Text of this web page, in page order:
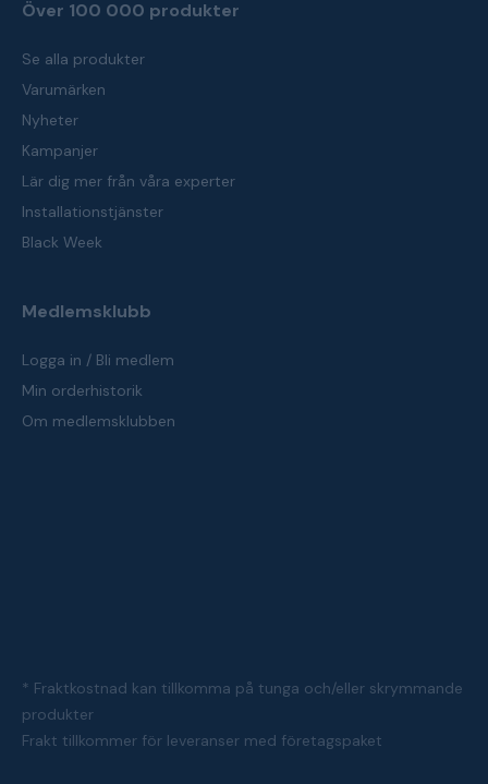
Över 100 000 produkter
Se alla produkter
Varumärken
Nyheter
Kampanjer
Lär dig mer från våra experter
Installationstjänster
Black Week
Medlemsklubb
Logga in / Bli medlem
Min orderhistorik
Om medlemsklubben
* Fraktkostnad kan tillkomma på tunga och/eller skrymmande
produkter
Frakt tillkommer för leveranser med företagspaket